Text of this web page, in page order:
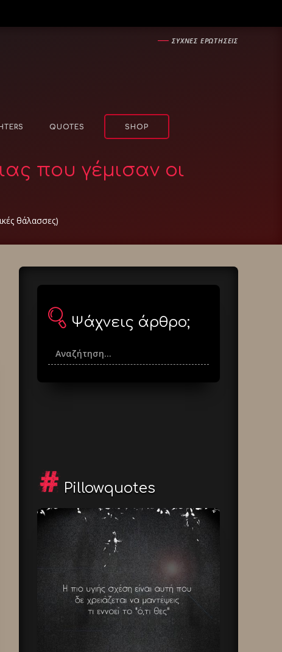
―ΣΥΧΝΕΣ ΕΡΩΤΗΣΕΙΣ
QUOTES SHOP
που γέμισαν οι
θάλασσες)
Ψάχνεις άρθρο;
Pillowquotes